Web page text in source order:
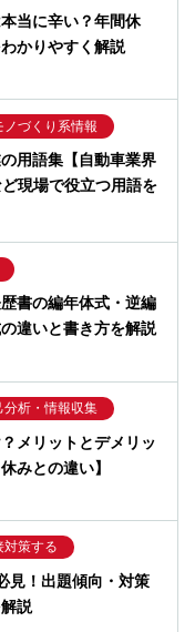
当に辛い？年間休
かりやすく解説
づくり系情報
用語集【自動車業界
現場で役立つ用語を
歴書の編年体式・逆編
違いと書き方を解説
分析・情報収集
メリットとデメリッ
みとの違い】
対策する
見！出題傾向・対策
説